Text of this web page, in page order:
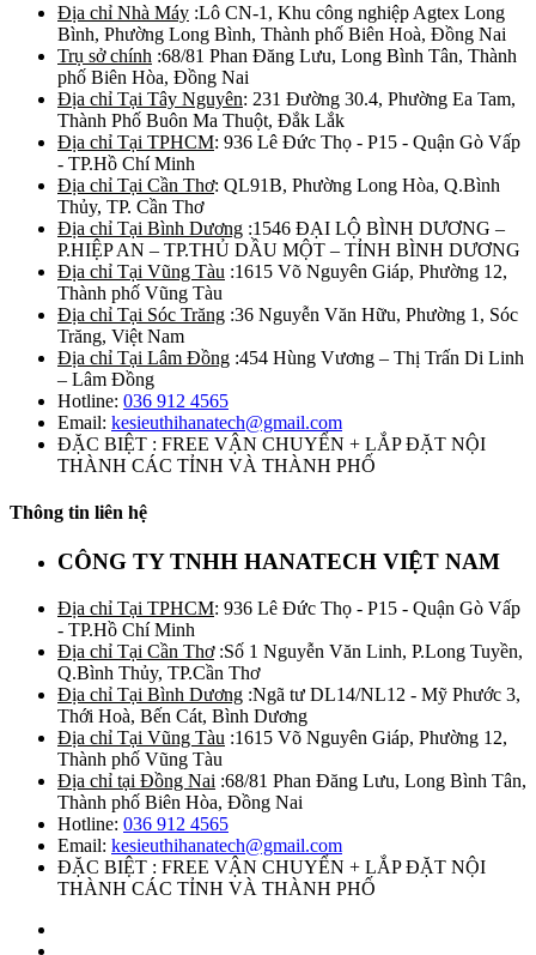
Địa chỉ Nhà Máy :Lô CN-1, Khu công nghiệp Agtex Long
Bình, Phường Long Bình, Thành phố Biên Hoà, Đồng Nai
Trụ sở chính :68/81 Phan Đăng Lưu, Long Bình Tân, Thành
phố Biên Hòa, Đồng Nai
Địa chỉ Tại Tây Nguyên: 231 Đường 30.4, Phường Ea Tam,
Thành Phố Buôn Ma Thuột, Đắk Lắk
Địa chỉ Tại TPHCM: 936 Lê Đức Thọ - P15 - Quận Gò Vấp
- TP.Hồ Chí Minh
Địa chỉ Tại Cần Thơ: QL91B, Phường Long Hòa, Q.Bình
Thủy, TP. Cần Thơ
Địa chỉ Tại Bình Dương :1546 ĐẠI LỘ BÌNH DƯƠNG –
P.HIỆP AN – TP.THỦ DẦU MỘT – TỈNH BÌNH DƯƠNG
Địa chỉ Tại Vũng Tàu :1615 Võ Nguyên Giáp, Phường 12,
Thành phố Vũng Tàu
Địa chỉ Tại Sóc Trăng :36 Nguyễn Văn Hữu, Phường 1, Sóc
Trăng, Việt Nam
Địa chỉ Tại Lâm Đồng :454 Hùng Vương – Thị Trấn Di Linh
– Lâm Đồng
Hotline: 036 912 4565
Email: kesieuthihanatech@gmail.com
ĐẶC BIỆT : FREE VẬN CHUYỂN + LẮP ĐẶT NỘI
THÀNH CÁC TỈNH VÀ THÀNH PHỐ
Thông tin liên hệ
CÔNG TY TNHH HANATECH VIỆT NAM
Địa chỉ Tại TPHCM: 936 Lê Đức Thọ - P15 - Quận Gò Vấp
- TP.Hồ Chí Minh
Địa chỉ Tại Cần Thơ:Số 1 Nguyễn Văn Linh, P.Long Tuyền,
Q.Bình Thủy, TP.Cần Thơ
Địa chỉ Tại Bình Dương :Ngã tư DL14/NL12 - Mỹ Phước 3,
Thới Hoà, Bến Cát, Bình Dương
Địa chỉ Tại Vũng Tàu :1615 Võ Nguyên Giáp, Phường 12,
Thành phố Vũng Tàu
Địa chỉ tại Đồng Nai :68/81 Phan Đăng Lưu, Long Bình Tân,
Thành phố Biên Hòa, Đồng Nai
Hotline: 036 912 4565
Email: kesieuthihanatech@gmail.com
ĐẶC BIỆT : FREE VẬN CHUYỂN + LẮP ĐẶT NỘI
THÀNH CÁC TỈNH VÀ THÀNH PHỐ